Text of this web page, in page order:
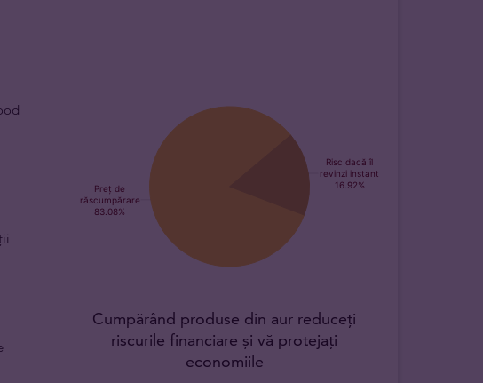
Cumpărând produse din aur reduceți
riscurile financiare și vă protejați
economiile